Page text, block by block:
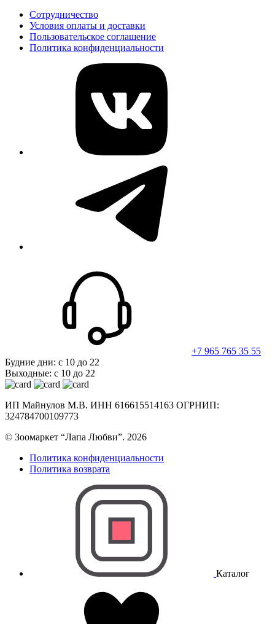
Сотрудничество
Условия оплаты и доставки
Пользовательское соглашение
Политика конфиденциальности
+7 965 765 35 55
Будние дни: с 10 до 22
Выходные: с 10 до 22
ИП Майнулов М.В. ИНН 616615514163 ОГРНИП:
324784700109773
© Зоомаркет “Лапа Любви”. 2026
Политика конфиденциальности
Политика возврата
Каталог